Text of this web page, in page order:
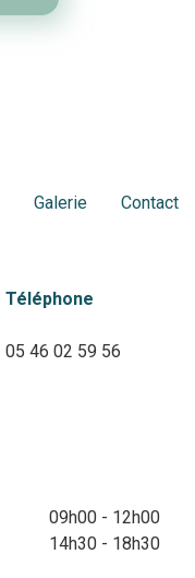
Galerie Contact
Téléphone
05 46 02 59 56
09h00 - 12h00
14h30 - 18h30